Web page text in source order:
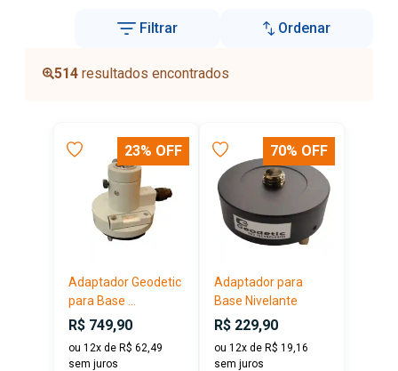
Filtrar Ordenar
514 resultados encontrados
23% OFF
Adaptador Geodetic
para Base ...
R$ 749,90
ou 12x de R$ 62,49
sem juros
70% OFF
Adaptador para
Base Nivelante
R$ 229,90
ou 12x de R$ 19,16
sem juros